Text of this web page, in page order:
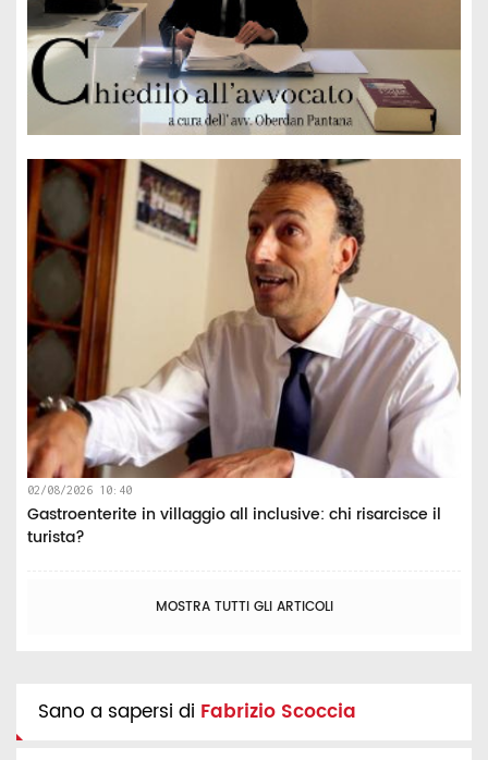
02/08/2026 10:40
Gastroenterite in villaggio all inclusive: chi risarcisce il
turista?
MOSTRA TUTTI GLI ARTICOLI
Sano a sapersi di Fabrizio Scoccia